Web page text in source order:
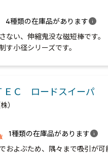
4種類の在庫品がありますinfo
ない、伸縮鬼没な磁短棒です。
す小径シリーズです。
ＥＣ ロードスイーパ
）
1種類の在庫品がありますinfo
およぶため、隅々まで吸引が可